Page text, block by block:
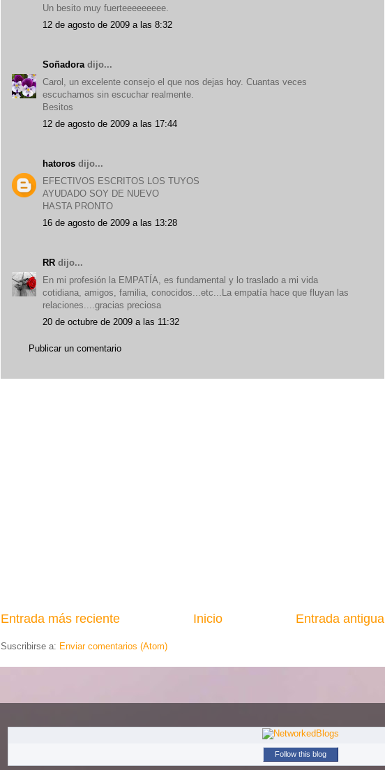
Un besito muy fuerteeeeeeeee.
12 de agosto de 2009 a las 8:32
Soñadoradijo...
Carol, un excelente consejo el que nos dejas hoy. Cuantas veces
escuchamos sin escuchar realmente.
Besitos
12 de agosto de 2009 a las 17:44
hatoros dijo...
EFECTIVOS ESCRITOS LOS TUYOS
AYUDADO SOY DE NUEVO
HASTA PRONTO
16 de agosto de 2009 a las 13:28
RR dijo...
En mi profesión la EMPATÍA, es fundamental y lo traslado a mi vida
cotidiana, amigos, familia, conocidos...etc...La empatía hace que fluyan las
relaciones....gracias preciosa
20 de octubre de 2009 a las 11:32
Publicar un comentario
Entrada más reciente Entrada antigua
Inicio
Suscribirse a: Enviar comentarios (Atom)
Follow this blog